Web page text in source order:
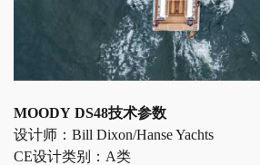
MOODY DS48技术参数
设计师： Bill Dixon/Hanse Yachts
CE设计类别：A类